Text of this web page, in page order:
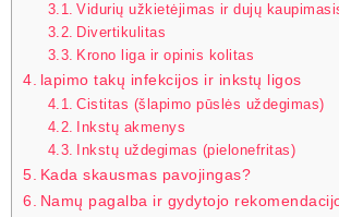
Vidurių užkietėjimas ir dujų
Divertikulitas
Krono liga ir opinis kolitas
lapimo takų infekcijos ir inkstų ligos
Cistitas (šlapimo pūslės uždegimas)
Inkstų akmenys
Inkstų uždegimas (pielonefritas)
Kada skausmas pavojingas?
Namų pagalba ir gydytojo